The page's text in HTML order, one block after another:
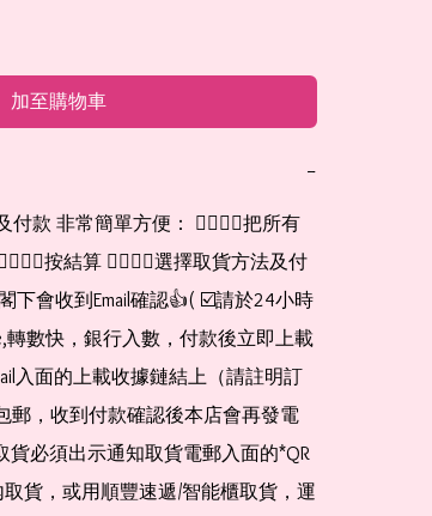
加至購物車
−
款 非常簡單方便： 👉🏻👉🏻把所有
按結算 👉🏻👉🏻選擇取貨方法及付
下會收到Email確認👍( ☑️請於24小時
轉數快，銀行入數，付款後立即上載
入面的上載收據鏈結上（請註明訂
郵，收到付款確認後本店會再發電
貨必須出示通知取貨電郵入面的*QR
貨，或用順豐速遞/智能櫃取貨，運